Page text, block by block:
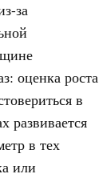
за
оценка роста
в
развивается
в тех
или